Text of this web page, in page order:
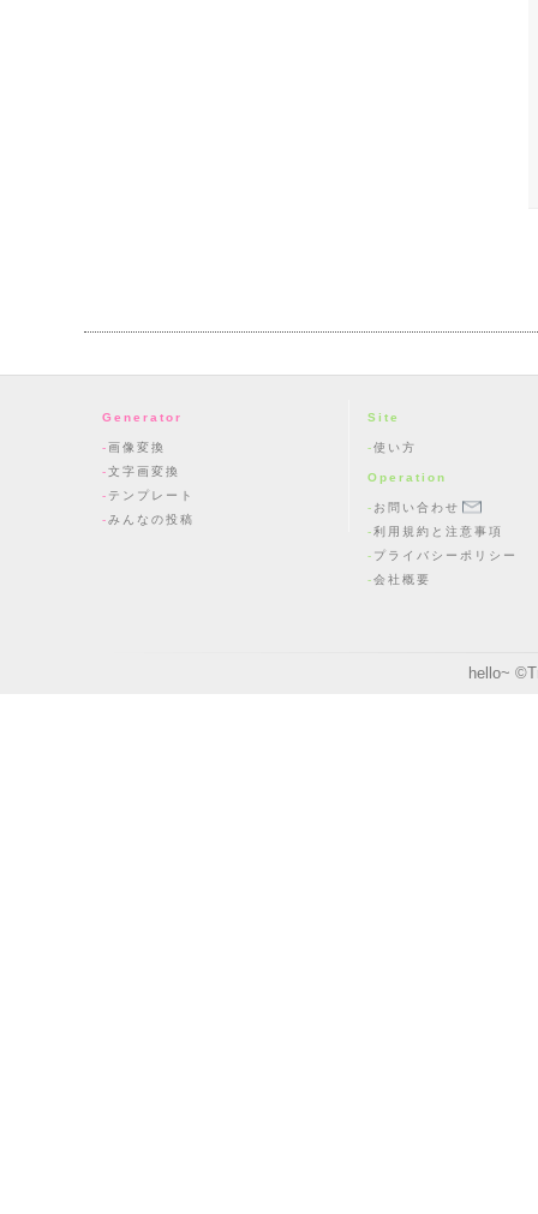
Generator
画像変換
文字画変換
テンプレート
みんなの投稿
Site
使い方
Operation
お問い合わせ
利用規約と注意事項
プライバシーポリシー
会社概要
hello~ ©